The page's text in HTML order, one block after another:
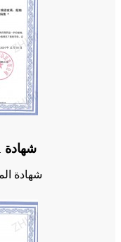
شهادة ISO 9001 (الإنجليزية)
شهادة